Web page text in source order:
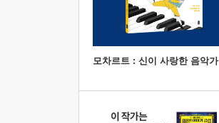
모차르트 : 신이 사랑한 음악가